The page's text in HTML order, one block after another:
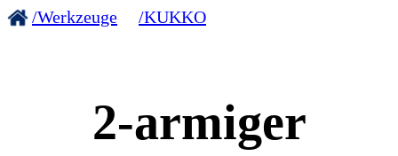
/Werkzeuge /KUKKO
2-armiger